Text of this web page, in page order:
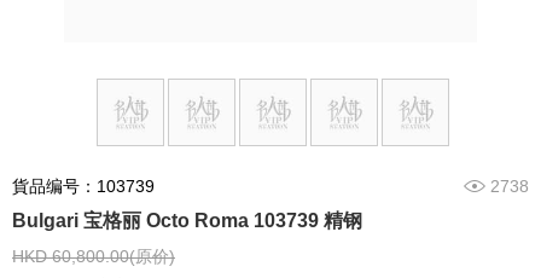
貨品编号：103739 2738
Bulgari 宝格丽 Octo Roma 103739 精钢
HKD 60,800.00(原价)